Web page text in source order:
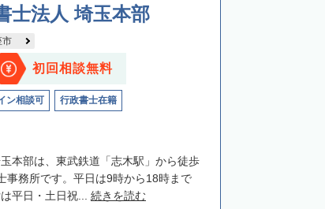
士法人 埼玉本部
市
初回相談無料
ン相談可 行政書士在籍
本部は、東武鉄道「志木駅」から徒歩
事務所です。平日は9時から18時まで
平日・土日祝... 続きを読む